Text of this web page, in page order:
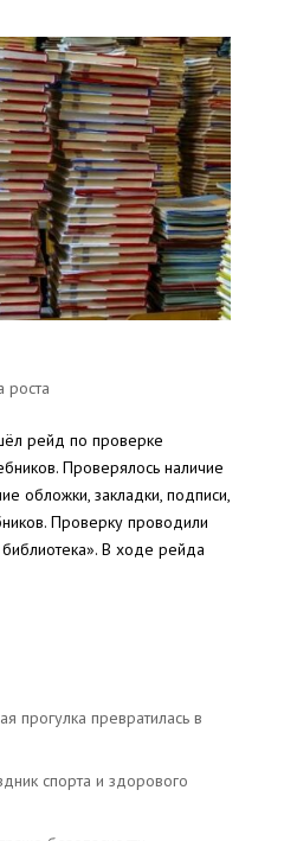
роста
рейд по проверке
Проверялось наличие
обложки, закладки, подписи,
Проверку проводили
В ходе рейда
прогулка превратилась в
спорта и здорового